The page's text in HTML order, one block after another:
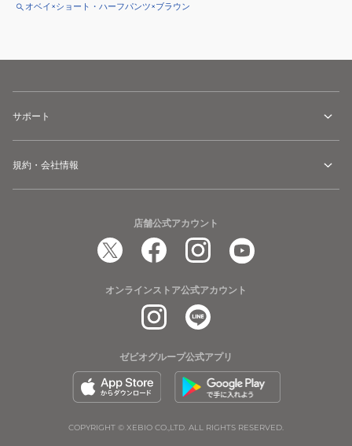
オベイ×ショート・ハーフパンツ×ブラウン
サポート
規約・会社情報
店舗公式アカウント
オンラインストア公式アカウント
ゼビオグループ公式アプリ
COPYRIGHT © XEBIO CO.,LTD. ALL RIGHTS RESERVED.